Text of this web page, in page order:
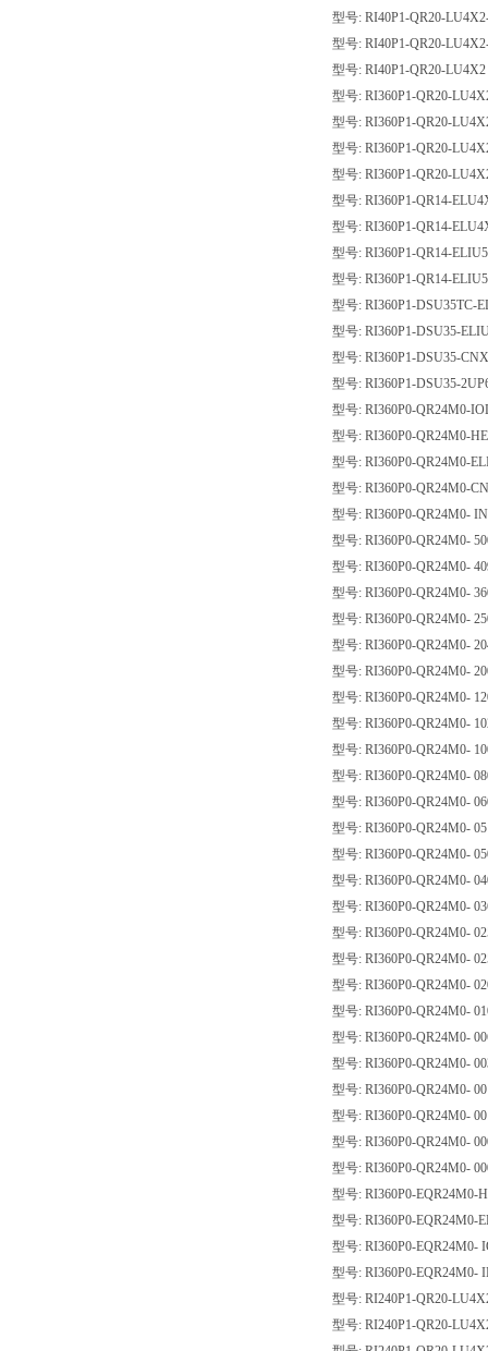
型号: RI40P1-QR20-
型号: RI40P1-QR20-
型号: RI40P1-QR20-LU4X2
型号: RI360P1-QR20-
型号: RI360P1-QR20-
型号: RI360P1-QR20-
型号: RI360P1-QR20-
型号: RI360P1-QR14-
型号: RI360P1-QR14-
型号: RI360P1-QR14-
型号: RI360P1-QR14-
型号: RI360P1-DSU35TC-
型号: RI360P1-DSU35-
型号: RI360P1-DSU35-
型号: RI360P1-DSU35-
型号: RI360P0-QR24M0-
型号: RI360P0-QR24M0-
型号: RI360P0-QR24M0-
型号: RI360P0-QR24M0-
型号: RI360P0-QR24M0-
型号: RI360P0-QR24M0-
型号: RI360P0-QR24M0-
型号: RI360P0-QR24M0-
型号: RI360P0-QR24M0-
型号: RI360P0-QR24M0-
型号: RI360P0-QR24M0-
型号: RI360P0-QR24M0-
型号: RI360P0-QR24M0-
型号: RI360P0-QR24M0-
型号: RI360P0-QR24M0-
型号: RI360P0-QR24M0-
型号: RI360P0-QR24M0-
型号: RI360P0-QR24M0-
型号: RI360P0-QR24M0-
型号: RI360P0-QR24M0-
型号: RI360P0-QR24M0-
型号: RI360P0-QR24M0-
型号: RI360P0-QR24M0-
型号: RI360P0-QR24M0-
型号: RI360P0-QR24M0-
型号: RI360P0-QR24M0-
型号: RI360P0-QR24M0-
型号: RI360P0-QR24M0-
型号: RI360P0-QR24M0-
型号: RI360P0-QR24M0-
型号: RI360P0-EQR24M0-
型号: RI360P0-EQR24M0-
型号: RI360P0-EQR24M0-
型号: RI360P0-EQR24M0-
型号: RI240P1-QR20-
型号: RI240P1-QR20-